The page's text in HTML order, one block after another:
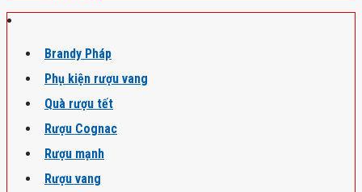
Brandy Pháp
Phụ kiện rượu vang
Quà rượu tết
Rượu Cognac
Rượu mạnh
Rượu vang